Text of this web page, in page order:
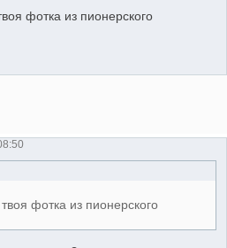
фотка из пионерского
фотка из пионерского